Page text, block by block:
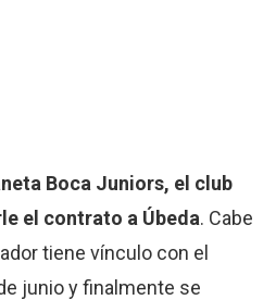
Boca Juniors, el club
el contrato a Úbeda. Cabe
tiene vínculo con el
junio y finalmente se